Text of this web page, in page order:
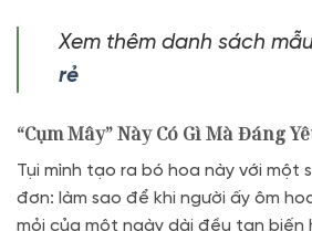
Xem thêm danh sách
rẻ
“Cụm Mây” Này Có Gì Mà Đáng
Tụi mình tạo ra bó hoa này với một
đơn: làm sao để khi người ấy ôm
mỏi của một ngày dài đều tan biến